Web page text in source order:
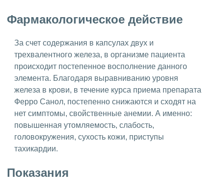
Фармакологическое действие
За счет содержания в капсулах двух и
трехвалентного железа, в организме пациента
происходит постепенное восполнение данного
элемента. Благодаря выравниванию уровня
железа в крови, в течение курса приема препарата
Ферро Санол, постепенно снижаются и сходят на
нет симптомы, свойственные анемии. А именно:
повышенная утомляемость, слабость,
головокружения, сухость кожи, приступы
тахикардии.
Показания